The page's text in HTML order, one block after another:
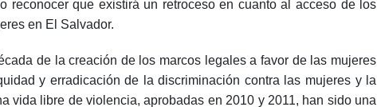
reconocer que existirá un retroceso en cuanto al acceso de los
en El Salvador.
de la creación de los marcos legales a favor de las mujeres
y erradicación de la discriminación contra las mujeres y la
vida libre de violencia, aprobadas en 2010 y 2011, han sido una